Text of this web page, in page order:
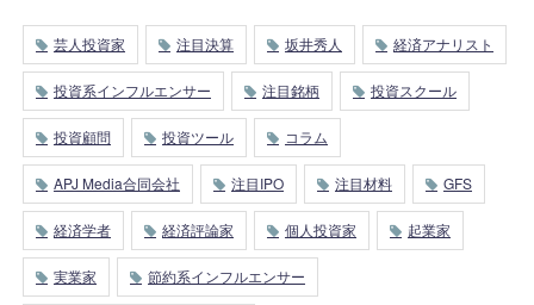
芸人投資家 注目決算 坂井秀人 経済アナリスト
投資系インフルエンサー 注目銘柄 投資スクール
投資顧問 投資ツール コラム
APJ Media合同会社 注目IPO 注目材料 GFS
経済学者 経済評論家 個人投資家 起業家
実業家 節約系インフルエンサー